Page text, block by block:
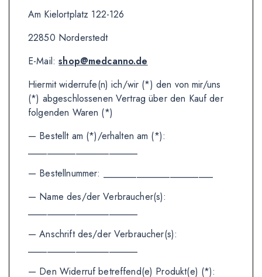
Am Kielortplatz 122-126
22850 Norderstedt
E-Mail:shop@medcanno.de
Hiermit widerrufe(n) ich/wir (*) den von mir/uns
(*) abgeschlossenen Vertrag über den Kauf der
folgenden Waren (*)
— Bestellt am (*)/erhalten am (*):
— Bestellnummer: _______________________
— Name des/der Verbraucher(s):
— Anschrift des/der Verbraucher(s):
— Den Widerruf betreffend(e) Produkt(e) (*):